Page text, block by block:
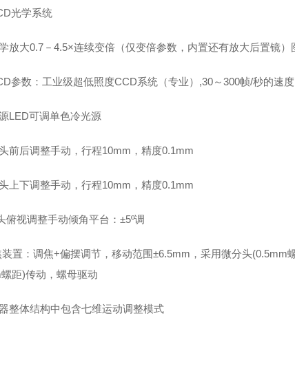
光学系统
放大0.7－4.5×连续变倍（仅变倍参数，内置还有放大后置镜
参数：工业级超低照度CCD系统（专业）,30～300帧/秒的速
LED可调单色冷光源
前后调整手动，行程10mm，精度0.1mm
上下调整手动，行程10mm，精度0.1mm
俯视调整手动倾角平台：±5º调
置：调焦+偏摆调节，移动范围±6.5mm，采用微分头(0.5mm
距)传动，螺母驱动
整体结构中包含七维运动调整模式